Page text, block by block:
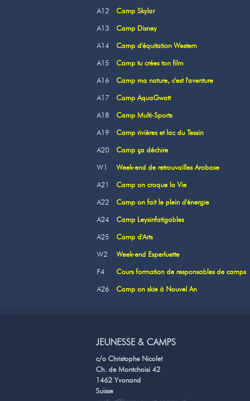
A12
Camp Skylar
A13
Camp Disney
A14
Camp d'équitation Western
A15
Camp tu crées ton film
A16
Camp ma nature, c'est l'aventure
A17
Camp AquaGwatt
A18
Camp Multi-Sports
A19
Camp rivières et lac du Tessin
A20
Camp ça déchire
W1
Week-end de retrouvailles Arobase
A21
Camp on croque la Vie
A22
Camp on fait le plein d'énergie
A24
Camp Leysinfatigables
A25
Camp d'Arts
W2
Week-end Esperluette
F4
Cours formation de responsables de camps
A26
Camp on skie à Nouvel An
JEUNESSE & CAMPS
c/o Christophe Nicolet
Ch. de Montchoisi 42
1462 Yvonand
Suisse